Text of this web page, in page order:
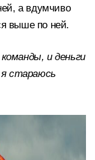
а вдумчиво
выше по ней.
и деньги
стараюсь